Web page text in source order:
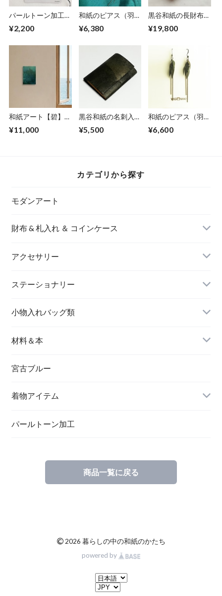
パールトーン加工
¥2,200
和紙のピアス（羽）
¥6,380
黒谷和紙の長財布
¥19,800
和紙アート【碧】
¥11,000
黒谷和紙の名刺入れ
¥5,500
和紙のピアス（羽）
¥6,600
カテゴリから探す
モダンアート
財布 & 札入れ ＆ コインケース
長財布
アクセサリー
イヤリング＆ピアス
バングル＆ブレスレット
ペンダント
ブローチ
ステーショナリー
名刺入れ
メッセージカード
一筆箋
小物入れバッグ類
バッグ
材料＆本
ハンドメイドキット
宮古ブルー
着物アイテム
パールトーン加工
商品一覧に戻る
© 2026 暮らしの中の和紙のかたち
powered by